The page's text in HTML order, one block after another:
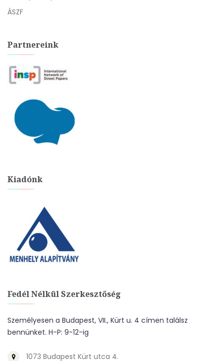
ÁSZF
Partnereink
Kiadónk
Fedél Nélkül Szerkesztőség
Személyesen a Budapest, VII., Kürt u. 4 címen találsz
bennünket. H-P: 9-12-ig
1073 Budapest Kürt utca 4.